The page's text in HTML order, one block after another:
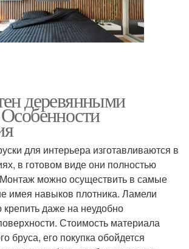
деревянными
для интерьера изготавливаются в
в готовом виде они полностью
Монтаж можно осуществить в самые
имея навыков плотника. Ламели
крепить даже на неудобно
Стоимость материала
бруса, его покупка обойдется